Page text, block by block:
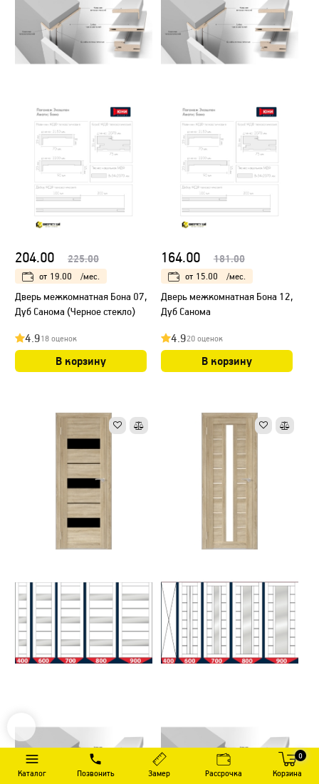
Каталог Позвонить Замер Рассрочка
0
Корзина
204.00 225.00
от 19.00 /мес.
Дверь межкомнатная Бона 07,
Дуб Санома (Черное стекло)
4.918 оценок
В корзину
164.00 181.00
от 15.00 /мес.
Дверь межкомнатная Бона 12,
Дуб Санома
4.920 оценок
В корзину